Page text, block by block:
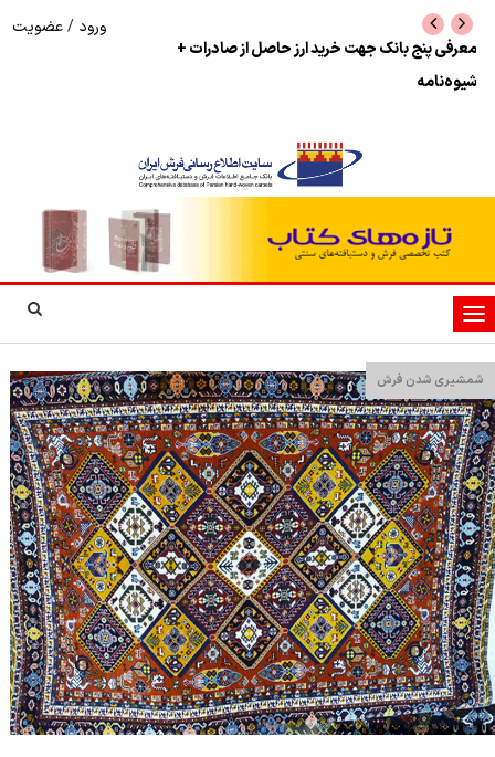
معرفی پنج بانک جهت خرید ارز حاصل از صادرات +
شیوه‌نامه
ورود /عضویت
تغییر
وضعیت
ناوبری
شمشیری شدن فرش